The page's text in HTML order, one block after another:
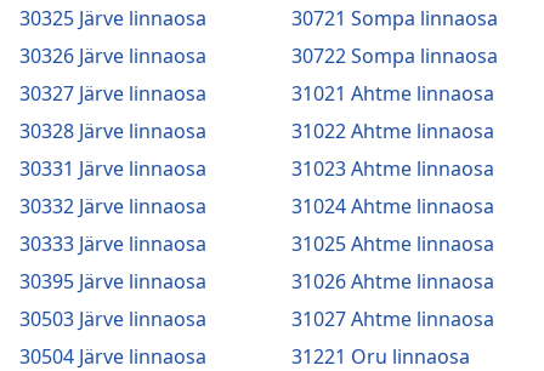
30325 Järve linnaosa
30326 Järve linnaosa
30327 Järve linnaosa
30328 Järve linnaosa
30331 Järve linnaosa
30332 Järve linnaosa
30333 Järve linnaosa
30395 Järve linnaosa
30503 Järve linnaosa
30504 Järve linnaosa
30721 Sompa linnaosa
30722 Sompa linnaosa
31021 Ahtme linnaosa
31022 Ahtme linnaosa
31023 Ahtme linnaosa
31024 Ahtme linnaosa
31025 Ahtme linnaosa
31026 Ahtme linnaosa
31027 Ahtme linnaosa
31221 Oru linnaosa